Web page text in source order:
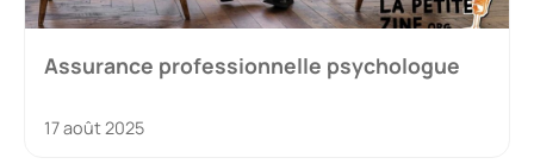
Assurance professionnelle psychologue
17 août 2025